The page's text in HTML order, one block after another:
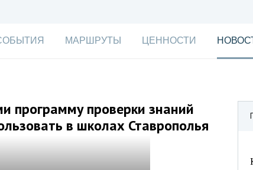
МАРШРУТЫ ЦЕННОСТИ
программу проверки знаний
в школах Ставрополья